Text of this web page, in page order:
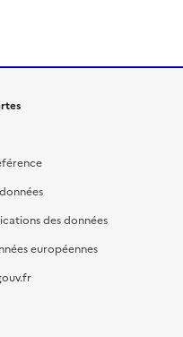
des données
européennes